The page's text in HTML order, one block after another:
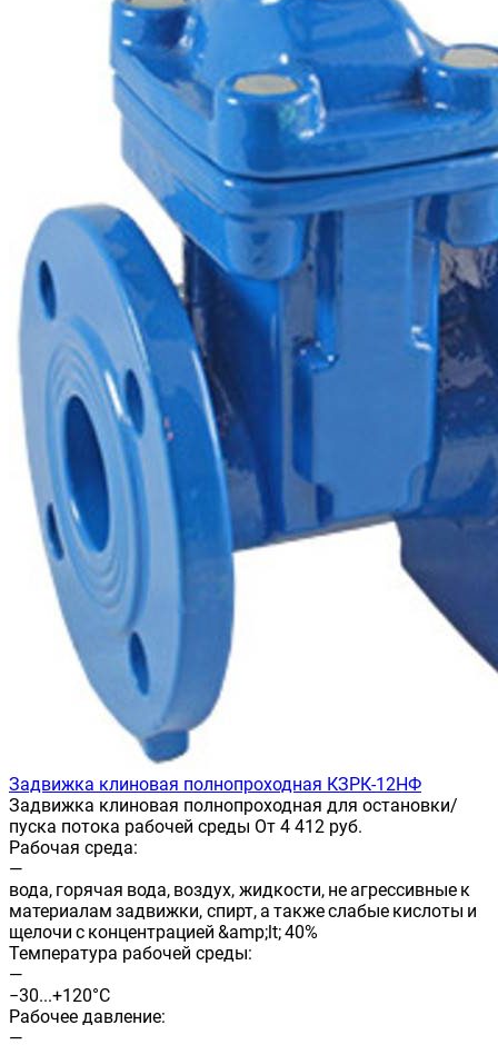
Задвижка клиновая полнопроходная КЗРК-12НФ
Задвижка клиновая полнопроходная для остановки/
пуска потока рабочей среды От 4 412 руб.
Рабочая среда:
—
вода, горячая вода, воздух, жидкости, не агрессивные к
материалам задвижки, спирт, а также слабые кислоты и
щелочи с концентрацией &amp;lt; 40%
Температура рабочей среды:
—
−30...+120°С
Рабочее давление:
—